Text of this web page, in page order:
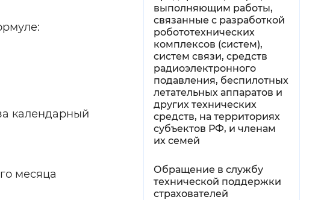
календарный
месяца
выполняющим работы,
связанные с разработкой
робототехнических
комплексов (систем),
систем связи, средств
радиоэлектронного
подавления, беспилотных
летательных аппаратов и
других технических
средств, на территориях
субъектов РФ, и членам
их семей
Обращение в службу
технической поддержки
страхователей